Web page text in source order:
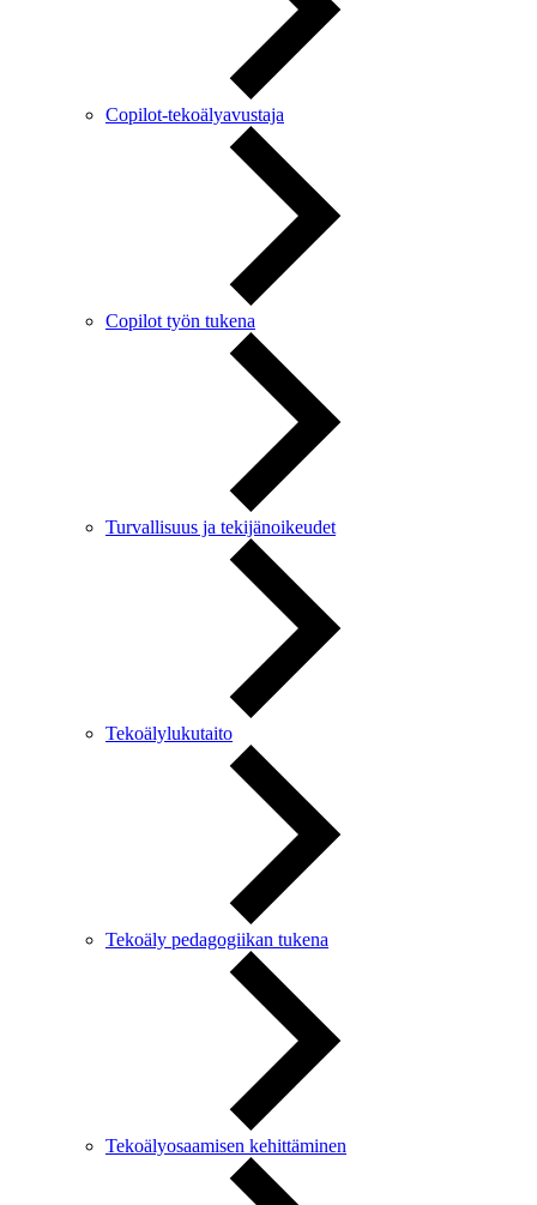
Copilot-tekoälyavustaja
Copilot työn tukena
Turvallisuus ja tekijänoikeudet
Tekoälylukutaito
Tekoäly pedagogiikan tukena
Tekoälyosaamisen kehittäminen